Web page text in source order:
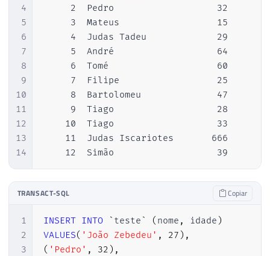
4
5
6
7
8
9
10
11
12
13
14
     2  Pedro                   32
     3  Mateus                  15
     4  Judas Tadeu             29
     5  André                   64
     6  Tomé                    60
     7  Filipe                  25
     8  Bartolomeu              47
     9  Tiago                   28
    10  Tiago                   33
    11  Judas Iscariotes       666
    12  Simão                   39
TRANSACT-SQL Copiar
1
2
3
INSERT INTO ` teste ` ( nome , idade )
VALUES( 'João Zebedeu' , 27 ) ,
( 'Pedro' , 32 ) ,